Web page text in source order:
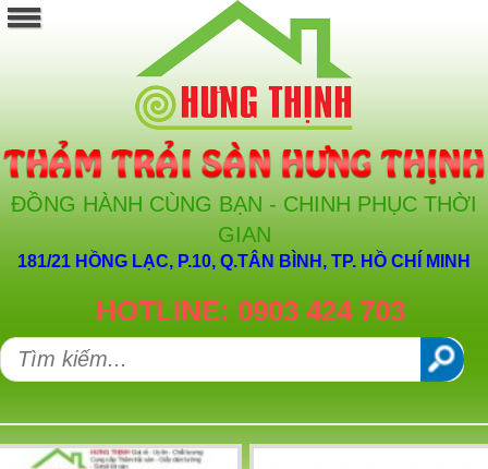
ĐỒNG HÀNH CÙNG BẠN - CHINH PHỤC THỜI
GIAN
181/21 HỒNG LẠC, P.10, Q.TÂN BÌNH, TP. HỒ CHÍ MINH
HOTLINE: 0903 424 703